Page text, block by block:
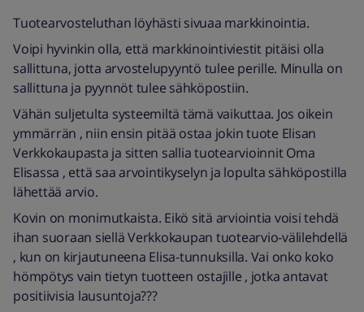
Tuotearvosteluthan löyhästi sivuaa markkinointia.
Voipi hyvinkin olla, että markkinointiviestit pitäisi olla
sallittuna, jotta arvostelupyyntö tulee perille. Minulla on
sallittuna ja pyynnöt tulee sähköpostiin.
Vähän suljetulta systeemiltä tämä vaikuttaa. Jos oikein
ymmärrän , niin ensin pitää ostaa jokin tuote Elisan
Verkkokaupasta ja sitten sallia tuotearvioinnit Oma
Elisassa , että saa arvointikyselyn ja lopulta sähköpostilla
lähettää arvio.
Kovin on monimutkaista. Eikö sitä arviointia voisi tehdä
ihan suoraan siellä Verkkokaupan tuotearvio-välilehdellä
, kun on kirjautuneena Elisa-tunnuksilla. Vai onko koko
hömpötys vain tietyn tuotteen ostajille , jotka antavat
positiivisia lausuntoja???